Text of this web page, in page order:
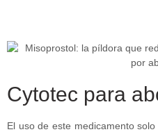
Cytotec para
El uso de este medicamento